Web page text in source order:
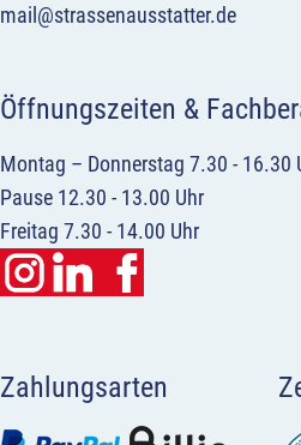
mail@strassenausstatter.de
Öffnungszeiten &
Montag – Donnerstag 7.30 - 16.30
Pause 12.30 - 13.00 Uhr
Freitag 7.30 - 14.00 Uhr
Zahlungsarten